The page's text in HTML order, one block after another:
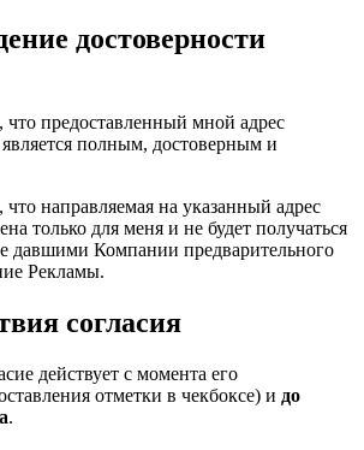
достоверности
предоставленный мной адрес
полным, достоверным и
направляемая на указанный адрес
только для меня и не будет получаться
давшими Компании предварительного
Рекламы.
согласия
действует с момента его
отметки в чекбоксе) и до
.